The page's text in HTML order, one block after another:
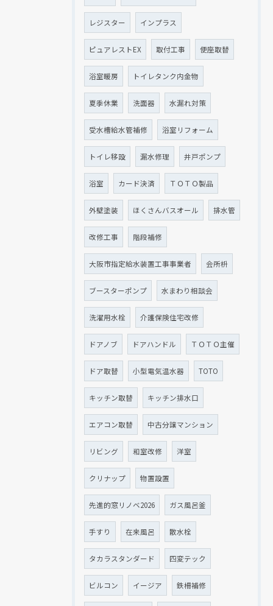
レジスター インプラス
ピュアレストEX 取付工事 便座取替
浴室暖房 トイレタンク内金物
夏季休業 洗面器 水漏れ対策
受水槽給水管補修 浴室リフォーム
トイレ移設 漏水修理 井戸ポンプ
浴室 カード決済 ＴＯＴＯ製品
外壁塗装 ほくさんバスオール 排水管
改修工事 階段補修
大阪市指定給水装置工事事業者 会所枡
ブースターポンプ 水まわり相談会
洗濯用水栓 介護保険住宅改修
ドアノブ ドアハンドル ＴＯＴＯ主催
ドア取替 小型電気温水器 TOTO
キッチン取替 キッチン排水口
エアコン取替 中古分譲マンション
リビング 和室改修 洋室
クリナップ 物置設置
先進的窓リノベ2026 ガス風呂釜
手すり 在来風呂 散水栓
タカラスタンダード 四変テック
ビルコン イージア 鉄柵補修